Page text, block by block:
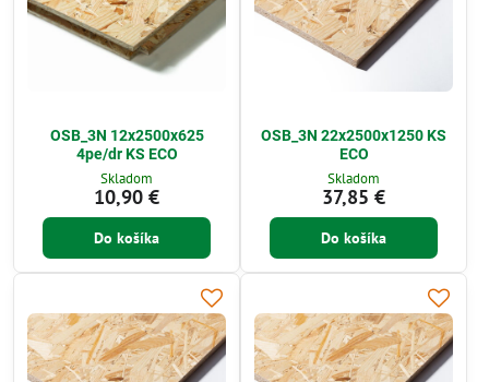
OSB_3N 12x2500x625
4pe/dr KS ECO
Skladom
10,90 €
Do košíka
OSB_3N 22x2500x1250 KS
ECO
Skladom
37,85 €
Do košíka